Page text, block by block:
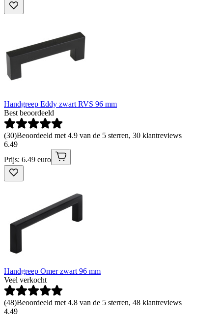
Handgreep Eddy zwart RVS 96 mm
Best beoordeeld
(30)Beoordeeld met 4.9 van de 5 sterren, 30 klantreviews
6.49
Prijs: 6.49 euro
Handgreep Omer zwart 96 mm
Veel verkocht
(48)Beoordeeld met 4.8 van de 5 sterren, 48 klantreviews
4.49